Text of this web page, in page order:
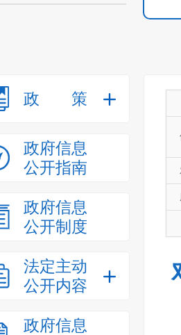
政策
政府信息
公开指南
政府信息
公开制度
法定主动
公开内容
政府信息